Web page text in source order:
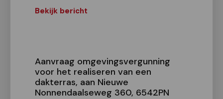
Bekijk bericht
Aanvraag omgevingsvergunning
voor het realiseren van een
dakterras, aan Nieuwe
Nonnendaalseweg 360, 6542PN